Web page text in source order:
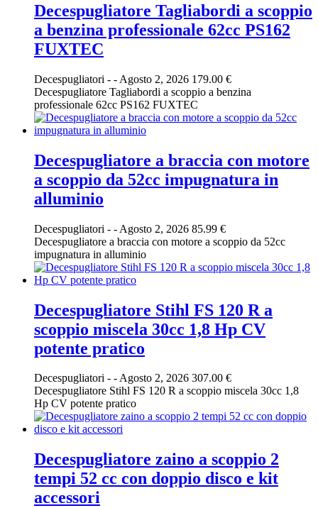
Decespugliatore Tagliabordi a scoppio
a benzina professionale 62cc PS162
FUXTEC
Decespugliatori - - Agosto 2, 2026 179.00 €
Decespugliatore Tagliabordi a scoppio a benzina
professionale 62cc PS162 FUXTEC
Decespugliatore a braccia con motore
a scoppio da 52cc impugnatura in
alluminio
Decespugliatori - - Agosto 2, 2026 85.99 €
Decespugliatore a braccia con motore a scoppio da 52cc
impugnatura in alluminio
Decespugliatore Stihl FS 120 R a
scoppio miscela 30cc 1,8 Hp CV
potente pratico
Decespugliatori - -Agosto 2, 2026 307.00 €
Decespugliatore Stihl FS 120 R a scoppio miscela 30cc 1,8
Hp CV potente pratico
Decespugliatore zaino a scoppio 2
tempi 52 cc con doppio disco e kit
accessori